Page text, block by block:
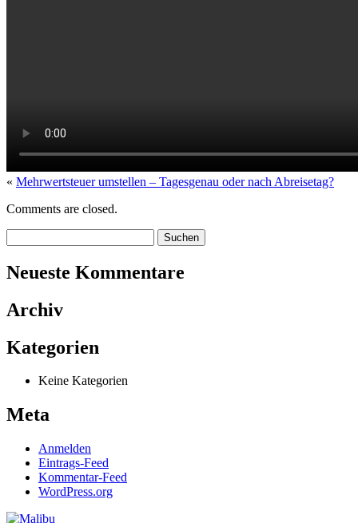
« Mehrwertsteuer umstellen – Tagesgenau oder nach Abreisetag?
Comments are closed.
Neueste Kommentare
Archiv
Kategorien
Keine Kategorien
Meta
Anmelden
Eintrags-Feed
Kommentar-Feed
WordPress.org